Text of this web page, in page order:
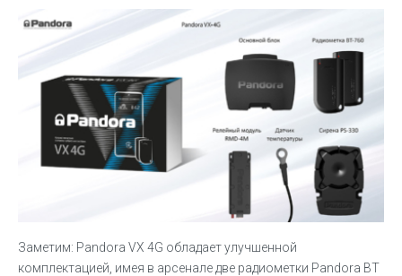
Заметим: Pandora VX 4G обладает улучшенной
комплектацией, имея в арсенале две радиометки Pandora BT